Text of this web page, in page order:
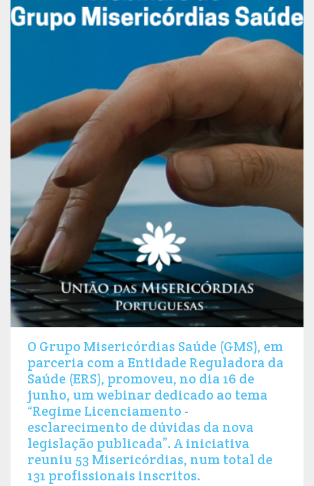
O Grupo Misericórdias Saúde (GMS), em
parceria com a Entidade Reguladora da
Saúde (ERS), promoveu, no dia 16 de
junho, um webinar dedicado ao tema
“Regime Licenciamento -
esclarecimento de dúvidas da nova
legislação publicada”. A iniciativa
reuniu 53 Misericórdias, num total de
131 profissionais inscritos.